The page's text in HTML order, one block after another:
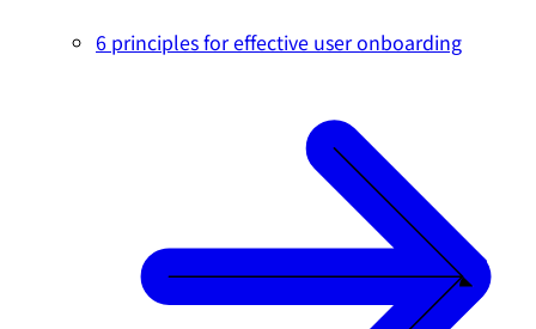
6 principles for effective user onboarding